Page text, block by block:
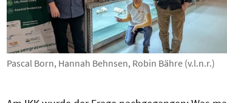
Pascal Born, Hannah Behnsen, Robin Bähre (v.l.n.r.)